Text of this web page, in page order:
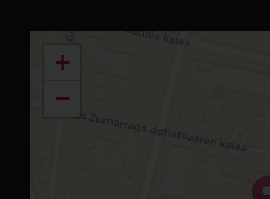
+
−